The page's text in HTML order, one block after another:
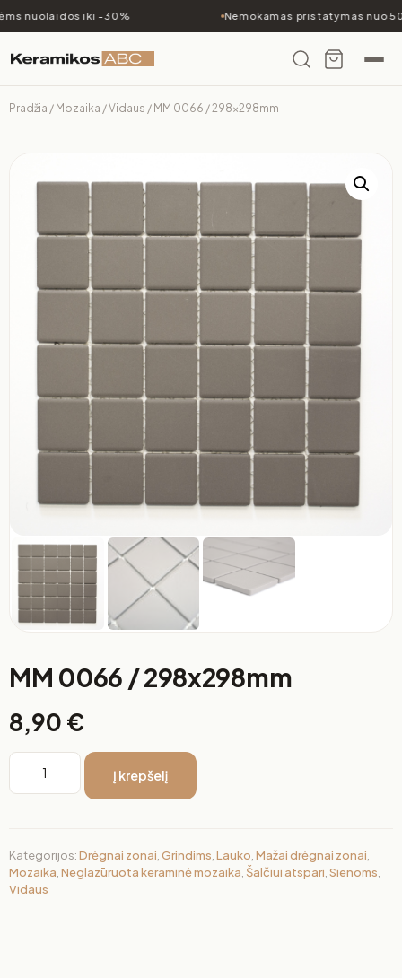
nuolaidos iki -30% Nemokamas pristatymas nuo
Pradžia / Mozaika /Vidaus / MM 0066 / 298x298mm
MM 0066 / 298x298mm
8,90 €
Į krepšelį
Kategorijos:Drėgnai zonai Grindims Lauko Mažai drėgnai zonai
Mozaika Neglazūruota keraminė mozaika Šalčiui atspari Sienoms
Vidaus